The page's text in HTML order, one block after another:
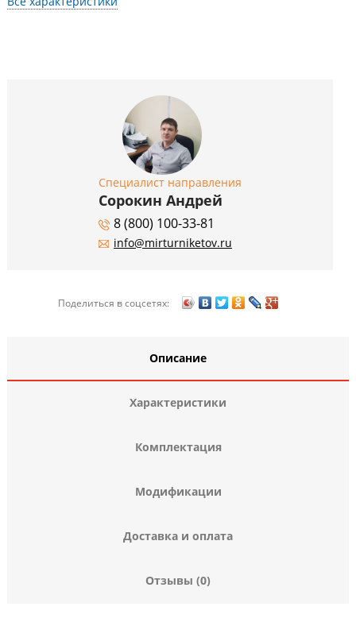
Специалист направления
Сорокин Андрей
8 (800) 100-33-81
info@mirturniketov.ru
Поделиться в соцсетях:
Описание
Характеристики
Комплектация
Модификации
Доставка и оплата
Отзывы (0)